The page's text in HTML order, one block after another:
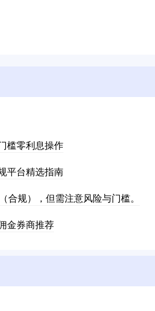
槛零利息操作
平台精选指南
合规），但需注意风险与门槛。
金券商推荐